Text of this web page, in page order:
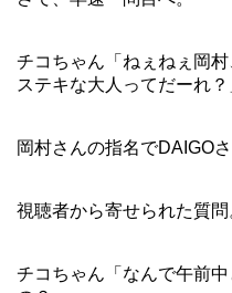
チコちゃん「ねぇねぇ岡
ステキな大人ってだーれ？
岡村さんの指名でDAIGO
視聴者から寄せられた質問
チコちゃん「なんで午前